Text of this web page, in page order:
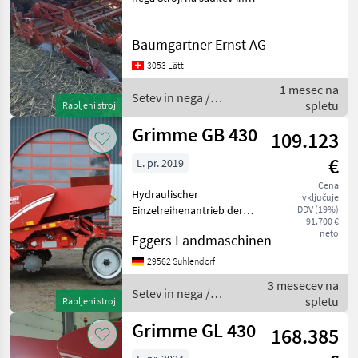
Rabljeni stroj
Baumgartner Ernst AG
3053 Lätti
Setev in nega /
Grimme
1 mesec na
spletu
Rabljeni stroj
Grimme GB 430
109.123
€
Cena
vključuje
DDV (19%)
91.700 €
neto
L. pr. 2019
Hydraulischer
Einzelreihenantrieb der
Anpassung des
Pflanzabstandes neben der
Fahrgasse sowie
Teilbreitenschaltung
Eggers Landmaschinen
29562 Suhlendorf
Setev in nega /
Grimme
3 mesecev na
spletu
Grimme GL 430
168.385